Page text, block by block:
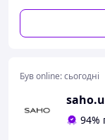
39 - 25 см,
40 - 25,5 см,
Був online:сьогодні
94%